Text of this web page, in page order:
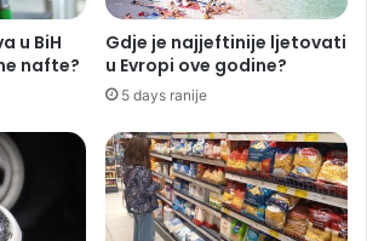
u BiH
nafte?
Gdje je najjeftinije ljetovati
u Evropi ove godine?
5 days ranije